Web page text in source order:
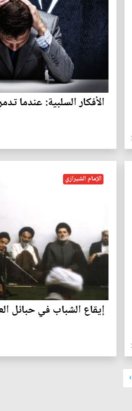
الأفكار السلبية: عندما
الإمام الشيرازي
إيقاع الشباب في حبائل
›